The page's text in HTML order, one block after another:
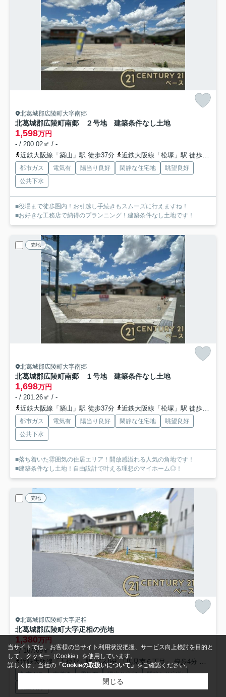
北葛城郡広陵町大字南郷
北葛城郡広陵町南郷 ２号地 建築条件なし土地
1,598万円
- / 200.02㎡ / -
近鉄大阪線「築山」駅 徒歩37分
近鉄大阪線「松塚」駅 徒歩37分
都市ガス 電気有 陽当り良好 閑静な住宅地
眺望良好
公共下水
■役場まで徒歩圏内！お引越し手続きもスムーズに行えますね！
■お好きな工務店で納得のプランニング！建築条件なし土地です！
売地
北葛城郡広陵町大字南郷
北葛城郡広陵町南郷 １号地 建築条件なし土地
1,698万円
- / 201.26㎡ / -
近鉄大阪線「築山」駅 徒歩37分
近鉄大阪線「松塚」駅 徒歩37分
都市ガス 電気有 陽当り良好 閑静な住宅地
眺望良好
公共下水
■落ち着いた雰囲気の住居エリア！開放感溢れる人気の角地です！
■建築条件なし土地！自由設計で叶える理想のマイホーム◎！
売地
北葛城郡広陵町大字疋相
北葛城郡広陵町大字疋相の売地
1,380万円
- / 167.69㎡ / -
近鉄大阪線「五位堂」駅 バス8分 「馬見南６丁目」 停歩4分
都市ガス 南道路 電気有 陽当り良好
閑静な住宅地
当サイトでは、お客様の当サイト利用状況把握、サービス向上検討を目的と
して、クッキー（Cookie）を使用しています。
詳しくは、当社の 「Cookieの取扱いについて」をご確認ください。
閉じる